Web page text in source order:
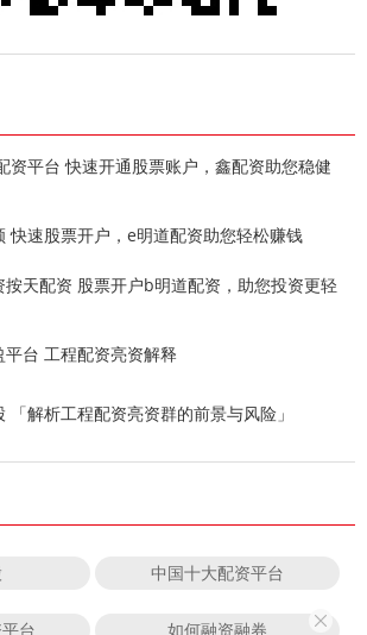
资平台 快速开通股票账户，鑫配资助您稳健
快速股票开户，e明道配资助您轻松赚钱
按天配资 股票开户b明道配资，助您投资更轻
台 工程配资亮资解释
「解析工程配资亮资群的前景与风险」
中国十大配资平台
台 如何融资融券